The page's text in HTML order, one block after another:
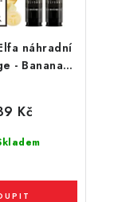
náhradní
- Banana
Kč